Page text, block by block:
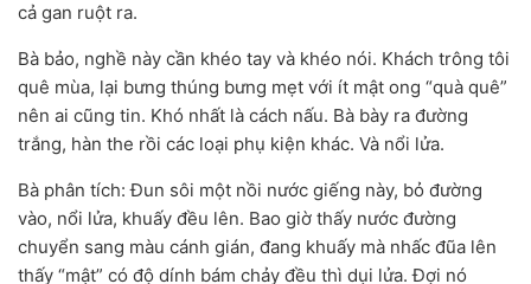
cả gan ruột ra.
Bà bảo, nghề này cần khéo tay và khéo nói. Khách trông tôi
quê mùa, lại bưng thúng bưng mẹt với ít mật ong “quà quê”
nên ai cũng tin. Khó nhất là cách nấu. Bà bày ra đường
trắng, hàn the rồi các loại phụ kiện khác. Và nổi lửa.
Bà phân tích: Đun sôi một nồi nước giếng này, bỏ đường
vào, nổi lửa, khuấy đều lên. Bao giờ thấy nước đường
chuyển sang màu cánh gián, đang khuấy mà nhấc đũa lên
thấy “mật” có độ dính bám chảy đều thì dụi lửa. Đợi nó